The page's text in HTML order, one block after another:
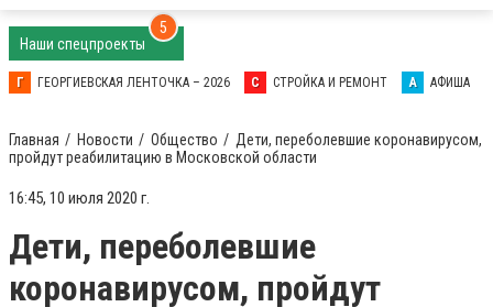
Наши спецпроекты
5
Г ГЕОРГИЕВСКАЯ ЛЕНТОЧКА – 2026 С СТРОЙКА И РЕМОНТ А АФИША
Главная Новости Общество
Дети, переболевшие коронавирусом,
пройдут реабилитацию в Московской области
16:45, 10 июля 2020 г.
Дети, переболевшие
коронавирусом, пройдут